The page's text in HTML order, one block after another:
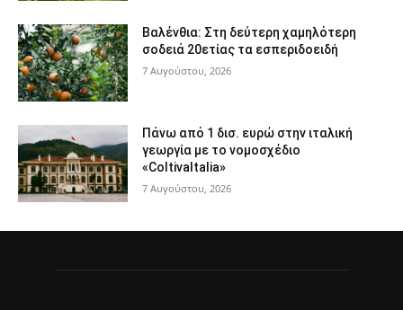
Βαλένθια: Στη δεύτερη χαμηλότερη
σοδειά 20ετίας τα εσπεριδοειδή
7 Αυγούστου, 2026
Πάνω από 1 δισ. ευρώ στην ιταλική
γεωργία με το νομοσχέδιο
«ColtivaItalia»
7 Αυγούστου, 2026